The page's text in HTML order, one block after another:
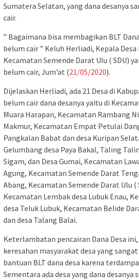
Sumatera Selatan, yang dana desanya
cair.
” Bagaimana bisa membagikan BLT
belum cair ” Keluh Herliadi, Kepala Desa
Kecamatan Semende Darat Ulu ( SDU)
belum cair, Jum’at (21/05/2020).
Dijelaskan Herliadi, ada 21 Desa di
belum cair dana desanya yaitu di
Muara Harapan, Kecamatan Rambang
Makmur, Kecamatan Empat Petulai
Pangkalan Babat dan desa Kuripan
Gelumbang desa Paya Bakal, Taling
Sigam, dan Desa Gumai, Kecamatan
Agung, Kecamatan Semende Darat
Abang, Kecamatan Semende Darat Ulu (
Kecamatan Lembak desa Lubuk Enau,
desa Teluk Lubuk, Kecamatan Belide
dan desa Talang Balai.
Keterlambatan pencairan Dana Desa
keresahan masyarakat desa yang
bantuan BLT dana desa karena
Sementara ada desa yang dana desanya